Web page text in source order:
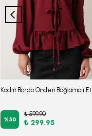
%50
₺ 599.90
₺ 299.95